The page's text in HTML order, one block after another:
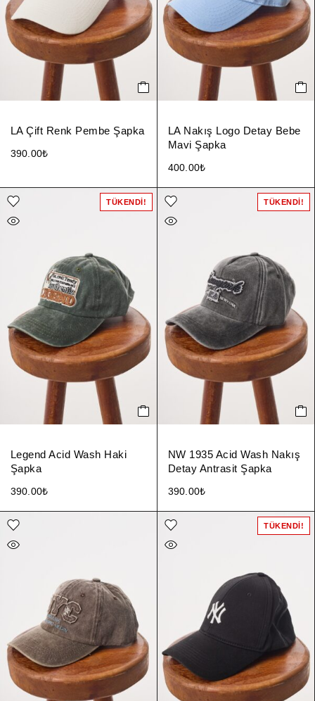
LA Çift Renk Pembe Şapka
390.00₺
LA Nakış Logo Detay Bebe
Mavi Şapka
400.00₺
TÜKENDI!
Legend Acid Wash Haki
Şapka
390.00₺
TÜKENDI!
NW 1935 Acid Wash Nakış
Detay Antrasit Şapka
390.00₺
TÜKENDI!